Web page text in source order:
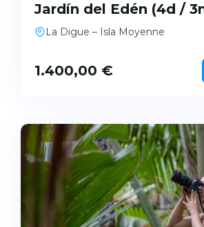
Jardín del Edén (4d /
La Digue – Isla Moyenne
1.400,00 €